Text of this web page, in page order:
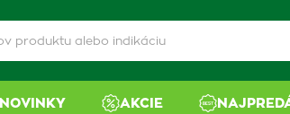
NOVINKY AKCIE